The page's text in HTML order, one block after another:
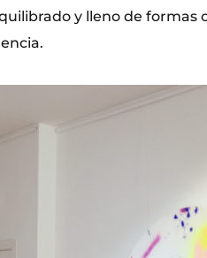
y lleno de formas